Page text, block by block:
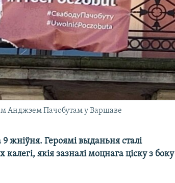
Анджэем Пачобутам у Варшаве
жніўня. Героямі выданьня сталі
якія зазналі моцнага ціску з боку